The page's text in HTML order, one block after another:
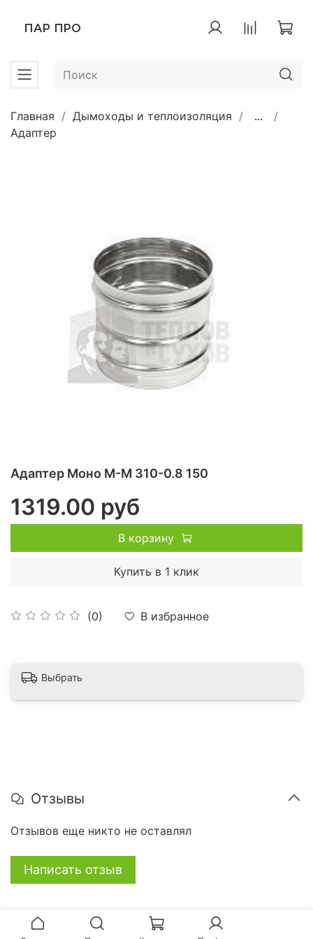
ПАР ПРО
Главная Дымоходы и теплоизоляция
...
Адаптер
Адаптер Моно М-М 310-0.8 150
(0) В избранное
1319.00 руб
В корзину
Купить в 1 клик
Выбрать
Отзывы
Отзывов еще никто не оставлял
Написать отзыв